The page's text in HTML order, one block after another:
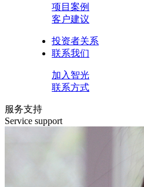
项目案例
客户建议
投资者关系
联系我们
加入智光
联系方式
服务支持
Service support